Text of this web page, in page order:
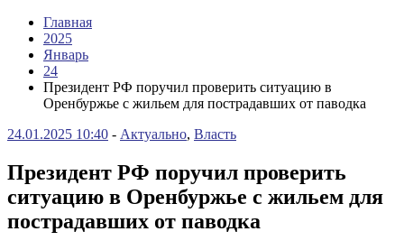
Главная
2025
Январь
24
Президент РФ поручил проверить ситуацию в
Оренбуржье с жильем для пострадавших от паводка
24.01.2025 10:40 - Актуально, Власть
Президент РФ поручил проверить
ситуацию в Оренбуржье с жильем для
пострадавших от паводка